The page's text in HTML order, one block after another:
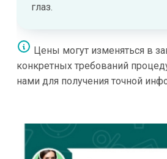
глаз.
Цены могут изменяться в
конкретных требований
нами для получения точной